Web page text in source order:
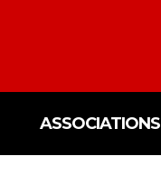
ASSOCIATIONS